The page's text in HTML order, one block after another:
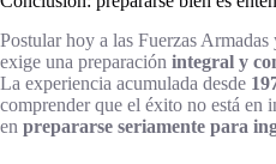
Postular hoy a las Fuerzas
exige una preparación integral y
La experiencia acumulada desde
comprender que el éxito no está en
en prepararse seriamente para